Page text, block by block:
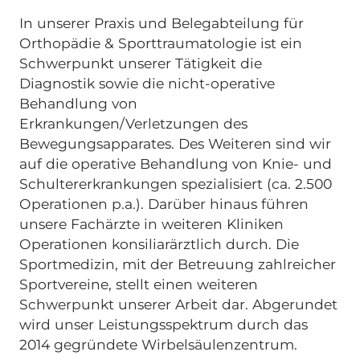
In unserer Praxis und Belegabteilung für
Orthopädie & Sporttraumatologie ist ein
Schwerpunkt unserer Tätigkeit die
Diagnostik sowie die nicht-operative
Behandlung von
Erkrankungen/Verletzungen des
Bewegungsapparates. Des Weiteren sind wir
auf die operative Behandlung von Knie- und
Schultererkrankungen spezialisiert (ca. 2.500
Operationen p.a.). Darüber hinaus führen
unsere Fachärzte in weiteren Kliniken
Operationen konsiliarärztlich durch. Die
Sportmedizin, mit der Betreuung zahlreicher
Sportvereine, stellt einen weiteren
Schwerpunkt unserer Arbeit dar. Abgerundet
wird unser Leistungsspektrum durch das
2014 gegründete Wirbelsäulenzentrum.